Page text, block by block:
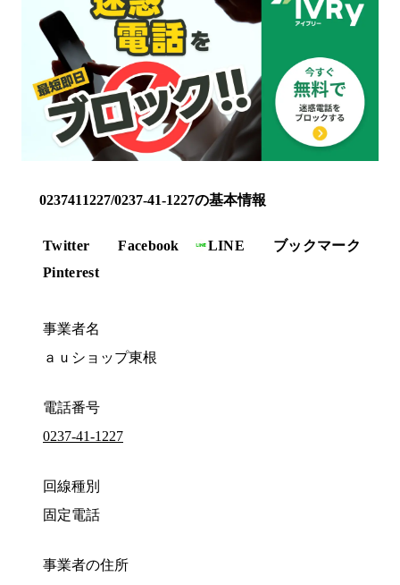
0237411227/0237-41-1227の基本情報
Twitter Facebook LINE
ブックマーク
Pinterest
事業者名
ａｕショップ東根
電話番号
0237-41-1227
回線種別
固定電話
事業者の住所